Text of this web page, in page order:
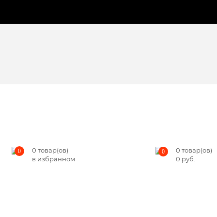
0 0 товар(ов)
в избранном
0 0 товар(ов)
0 руб.